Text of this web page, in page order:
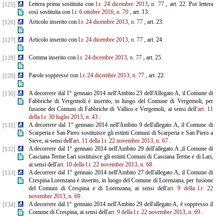
[125] Lettera prima sostituita conl.r. 24 dicembre 2013, n. 77, art. 22. Poi lettera
così sostituita con l.r. 6 ottobre 2016, n. 70, art. 13.
[126]
Articolo inserito con l.r. 24 dicembre 2013, n. 77, art. 23.
[127] Articolo inserito con l.r. 24 dicembre 2013, n. 77, art. 24.
[128] Comma inserito con l.r. 24 dicembre 2013, n. 77, art. 25.
[129] Parole soppresse con l.r. 24 dicembre 2013, n. 77, art. 22.
[130]
A decorrere dal 1° gennaio 2014 nell'Ambito 23 dell'Allegato A, il Comune di
Fabbriche di Vergemoli è inserito, in luogo del Comune di Vergemoli, per
fusione dei Comuni di Fabbriche di Vallico e Vergemoli, ai sensi dell'art. 11
della l.r. 30 luglio 2013, n. 43.
[131]
A decorrere dal 1° gennaio 2014 nell'Ambito 9 dell'allegato A, il Comune di
Scarperia e San Piero sostituisce gli estinti Comuni di Scarperia e San Piero a
Sieve, ai sensi dell'art. 11 della l.r. 22 novembre 2013, n. 67.
[132]
A decorrere dal 1° gennaio 2014 nell'Ambito 29 dell'allegato A ,il Comune di
Casciana Terme Lari sostituisce gli estinti Comuni di Casciana Terme e di Lari,
ai sensi dell'art. 10 della l.r. 22 novembre 2013, n. 68 .
[133]
A decorrere dal 1° gennaio 2014 nell'Ambito 27 dell'allegato A, il Comune di
Crespina Lorenzana è inserito, in luogo del Comune di Lorenzana, per fusione
del Comuni di Crespina e di Lorenzana, ai sensi dell'art. 9 della l.r. 22
novembre 2013, n. 69.
[134]
A decorrere dal 1° gennaio 2014 nell'Ambito 29 dell'allegato A, è soppresso il
Comune di Crespina, ai sensi dell'art. 9 della l.r. 22 novembre 2013, n. 69.